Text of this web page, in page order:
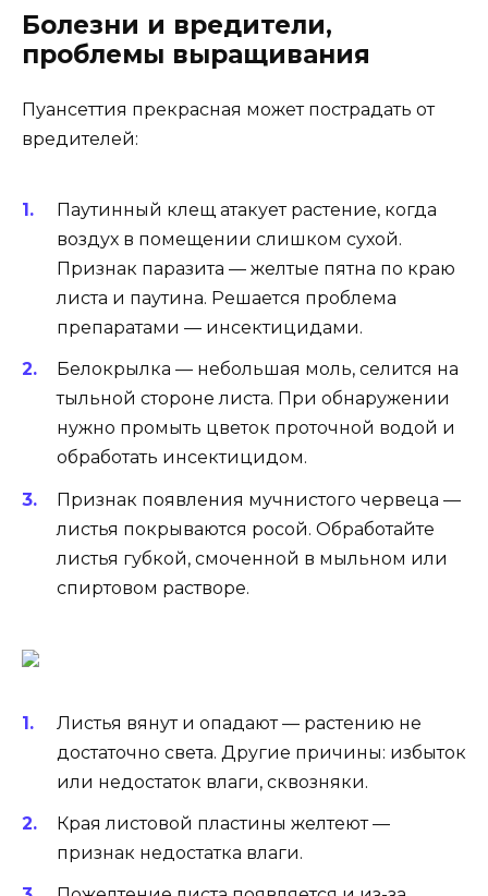
Болезни и вредители,
проблемы выращивания
Пуансеттия прекрасная может пострадать от
вредителей:
Паутинный клещ атакует растение, когда
воздух в помещении слишком сухой.
Признак паразита — желтые пятна по краю
листа и паутина. Решается проблема
препаратами — инсектицидами.
Белокрылка — небольшая моль, селится на
тыльной стороне листа. При обнаружении
нужно промыть цветок проточной водой и
обработать инсектицидом.
Признак появления мучнистого червеца —
листья покрываются росой. Обработайте
листья губкой, смоченной в мыльном или
спиртовом растворе.
Листья вянут и опадают — растению не
достаточно света. Другие причины: избыток
или недостаток влаги, сквозняки.
Края листовой пластины желтеют —
признак недостатка влаги.